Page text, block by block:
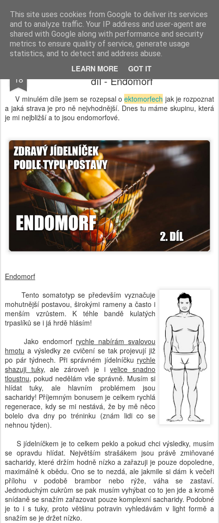
This site uses cookies from Google to deliver its services
and to analyze traffic. Your IP address and user-agent are
shared with Google along with performance and security
metrics to ensure quality of service, generate usage
statistics, and to detect and address abuse.
LEARN MORE GOT IT
T.H. Svět
18
Zdravý jídelníček podle typu postavy: 2.
díl - Endomorf
V minulém díle jsem se rozepsal o ektomorfech jak je rozpoznat
a jaká strava je pro ně nejvhodnější. Dnes tu máme skupinu, která
je mi nejbližší a to jsou endomorfové.
Endomorf
Tento somatotyp se především vyznačuje
mohutnější postavou, širokými rameny a často i
menším vzrůstem. K téhle bandě kulatých
trpaslíků se i já hrdě hlásím!
Jako endomorf rychle nabírám svalovou
hmotu a výsledky ze cvičení se tak projevují již
po pár týdnech. Při správném jídelníčku rychle
shazuji tuky, ale zároveň je ivelice snadno
tloustnu, pokud nedělám vše správně. Musím si
hlídat tuky, ale hlavním problémem jsou
sacharidy! Příjemným bonusem je celkem rychlá
regenerace, kdy se mi nestává, že by mě něco
bolelo dva dny po tréninku (znám lidi co se
nehnou týden).
S jídelníčkem je to celkem peklo a pokud chci výsledky, musím
se opravdu hlídat. Největším strašákem jsou právě zmiňované
sacharidy, které držím hodně nízko a zařazuji je pouze dopoledne,
maximálně k obědu. Ono se to nezdá, ale jakmile si dám k večeři
přílohu v podobě brambor nebo rýže, váha se zastaví.
Jednoduchým cukrům se pak musím vyhýbat co to jen jde a kromě
snídaně se snažím zařazovat pouze komplexní sacharidy. Podobné
je to i s tuky, proto většinu potravin vyhledávám v light formě a
snažím se je držet nízko.